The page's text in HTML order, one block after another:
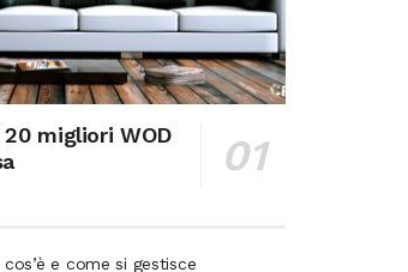
migliori WOD
e come si gestisce